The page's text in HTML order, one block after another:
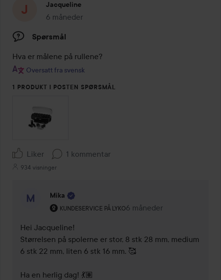
Jacqueline
6 måneder
Innlegget ble opprettet 6 måneder
Spørsmål
Hva er målene på rullene?
Oversatt fra svensk
1 PRODUKT I POSTEN SPØRSMÅL
Liker 1 kommentar
934 visninger
Mika
KUNDESERVICE PÅ LYKO
Brukerens rolle: Kundeservice på Lyko.
6 måneder
Kommentaren lades 6
Hei Jacqueline!
Størrelsen på spolerne er stor, 8 stk 28 mm, medium
6 stk 22 mm, liten 6 stk 16 mm. 🥰
Ha en herlig dag! 💃🏽